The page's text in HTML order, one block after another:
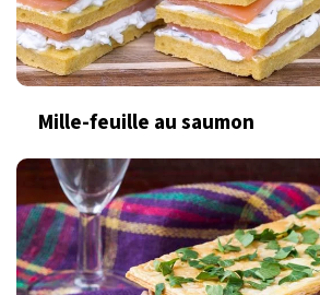
Mille-feuille au saumon